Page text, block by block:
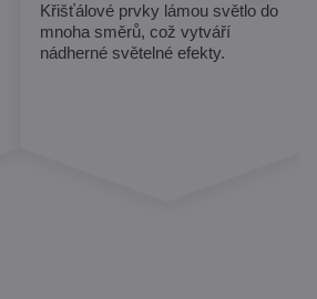
Křišťálové prvky lámou světlo do
mnoha směrů, což vytváří
nádherné světelné efekty.